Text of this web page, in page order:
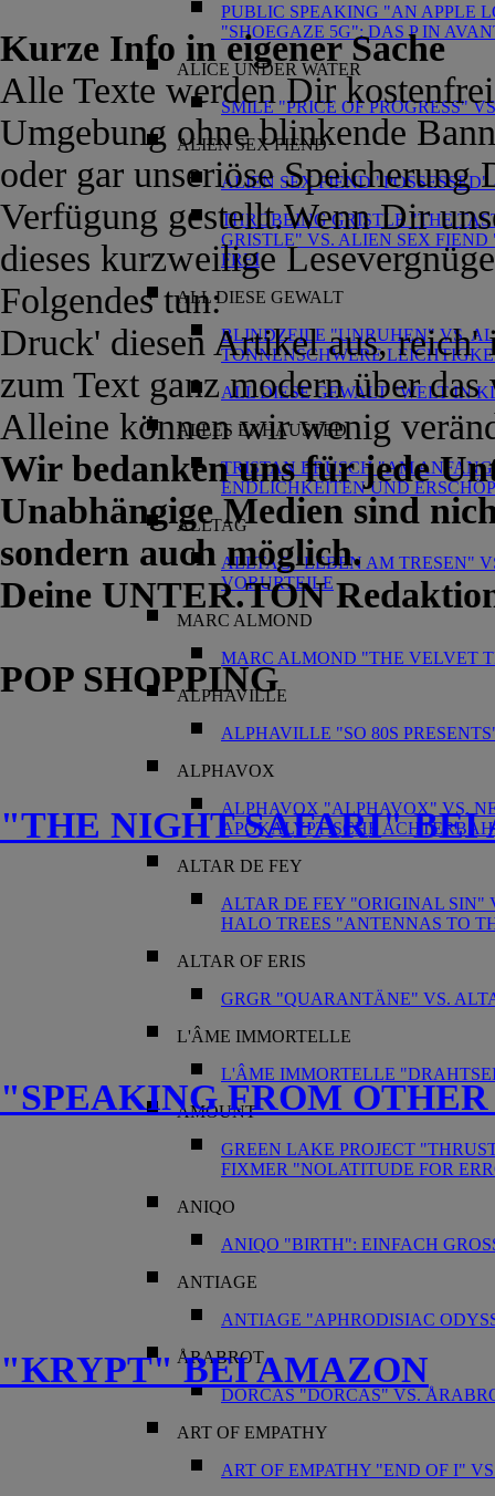
PUBLIC SPEAKING "AN APPLE
"SHOEGAZE 5G": DAS P IN
ALICE UNDER WATER
SMILE "PRICE OF PROGRESS"
ALIEN SEX FIEND
ALIEN SEX FIEND
THROBBING GRISTLE "THE
GRISTLE" VS. ALIEN SEX
FREI
ALL DIESE GEWALT
BLINDZEILE "UNRUHEN" VS.
TONNENSCHWERE
ALL DIESE GEWALT "WELT IN
ALLES EXHAUSTED
TRISTAN BRUSCH "AM
ENDLICHKEITEN UND
ALLTAG
ALLTAG "LEBEN AM TRESEN"
VORURTEILE
MARC ALMOND
MARC ALMOND "THE VELVET
ALPHAVILLE
ALPHAVILLE "SO 80S
ALPHAVOX
ALPHAVOX "ALPHAVOX" VS.
APOKALYPTISCHE
ALTAR DE FEY
ALTAR DE FEY "ORIGINAL
HALO TREES "ANTENNAS TO
ALTAR OF ERIS
GRGR "QUARANTÄNE" VS.
L'ÂME IMMORTELLE
L'ÂME IMMORTELLE
AMOUNT
GREEN LAKE PROJECT
FIXMER "NOLATITUDE FOR
ANIQO
ANIQO "BIRTH": EINFACH
ANTIAGE
ANTIAGE "APHRODISIAC
ÅRABROT
DORCAS "DORCAS" VS.
ART OF EMPATHY
ART OF EMPATHY "END OF I"
Kurze Info in eigener Sache
Alle Texte werden Dir
Umgebung ohne blinkende
oder gar unseriöse
Verfügung gestellt.Wenn Dir
dieses kurzweilige
Folgendes tun:
Druck' diesen Artikel aus,
zum Text ganz modern über
Alleine können wir wenig
Wir bedanken uns für jede
Unabhängige Medien sind
sondern auch möglich.
Deine UNTER.TON
POP SHOPPING
"THE NIGHT SAFARI" BEI
"SPEAKING FROM
"KRYPT" BEI AMAZON